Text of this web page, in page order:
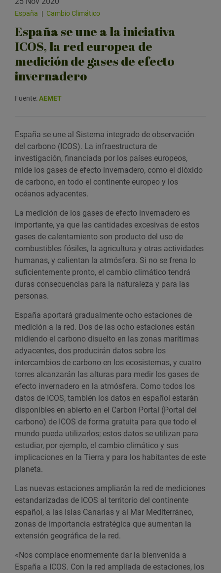
España | Cambio Climático
España se une a la iniciativa
ICOS, la red europea de
medición de gases de efecto
invernadero
Fuente:AEMET
España se une al Sistema integrado de observación
del carbono (ICOS). La infraestructura de
investigación, financiada por los países europeos,
mide los gases de efecto invernadero, como el dióxido
de carbono, en todo el continente europeo y los
océanos adyacentes.
La medición de los gases de efecto invernadero es
importante, ya que las cantidades excesivas de estos
gases de calentamiento son producto del uso de
combustibles fósiles, la agricultura y otras actividades
humanas, y calientan la atmósfera. Si no se frena lo
suficientemente pronto, el cambio climático tendrá
duras consecuencias para la naturaleza y para las
personas.
España aportará gradualmente ocho estaciones de
medición a la red. Dos de las ocho estaciones están
midiendo el carbono disuelto en las zonas marítimas
adyacentes, dos producirán datos sobre los
intercambios de carbono en los ecosistemas, y cuatro
torres alcanzarán las alturas para medir los gases de
efecto invernadero en la atmósfera. Como todos los
datos de ICOS, también los datos en español estarán
disponibles en abierto en el Carbon Portal (Portal del
carbono) de ICOS de forma gratuita para que todo el
mundo pueda utilizarlos; estos datos se utilizan para
estudiar, por ejemplo, el cambio climático y sus
implicaciones en la Tierra y para los habitantes de este
planeta.
Las nuevas estaciones ampliarán la red de mediciones
estandarizadas de ICOS al territorio del continente
español, a las Islas Canarias y al Mar Mediterráneo,
zonas de importancia estratégica que aumentan la
extensión geográfica de la red.
«Nos complace enormemente dar la bienvenida a
España a ICOS. Con la red ampliada de estaciones, los